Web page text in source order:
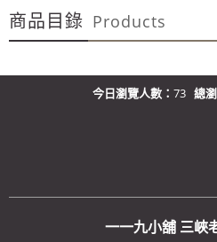
商品目錄 Products
今日瀏覽人數： 73 總
一一九小舖 三峽